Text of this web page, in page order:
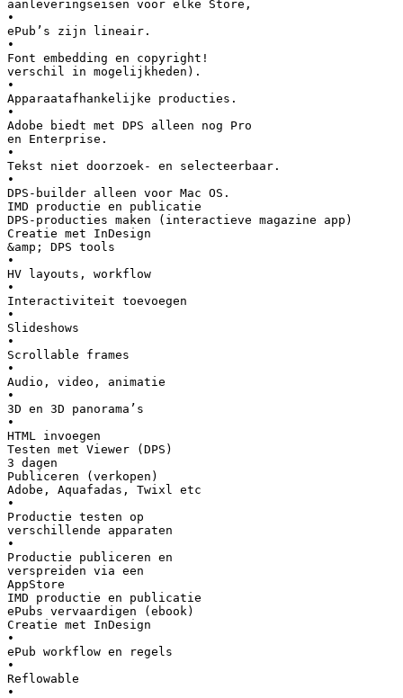
aanleveringseisen voor elke Store,
•
ePub’s zijn lineair.
•
Font embedding en copyright!
verschil in mogelijkheden).
•
Apparaatafhankelijke producties.
•
Adobe biedt met DPS alleen nog Pro
en Enterprise.
•
Tekst niet doorzoek- en selecteerbaar.
•
DPS-builder alleen voor Mac OS.
IMD productie en publicatie
DPS-producties maken (interactieve magazine app)
Creatie met InDesign
&amp; DPS tools
•
HV layouts, workflow
•
Interactiviteit toevoegen
•
Slideshows
•
Scrollable frames
•
Audio, video, animatie
•
3D en 3D panorama’s
•
HTML invoegen
Testen met Viewer (DPS)
3 dagen
Publiceren (verkopen)
Adobe, Aquafadas, Twixl etc
•
Productie testen op
verschillende apparaten
•
Productie publiceren en
verspreiden via een
AppStore
IMD productie en publicatie
ePubs vervaardigen (ebook)
Creatie met InDesign
•
ePub workflow en regels
•
Reflowable
•